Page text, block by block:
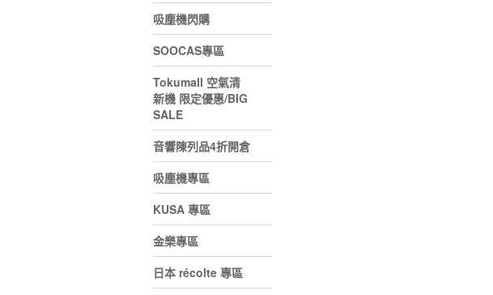
吸塵機閃購
SOOCAS專區
Tokumall 空氣清
新機 限定優惠/BIG
SALE
音響陳列品4折開倉
吸塵機專區
KUSA 專區
金樂專區
日本 récolte 專區